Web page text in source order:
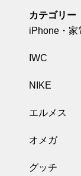
カテゴリー
iPhone・家
IWC
NIKE
エルメス
オメガ
グッチ